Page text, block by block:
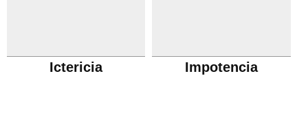
Ictericia Impotencia